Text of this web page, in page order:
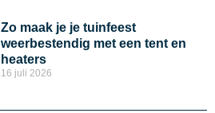
Zo maak je je tuinfeest
weerbestendig met een tent en
heaters
16 juli 2026